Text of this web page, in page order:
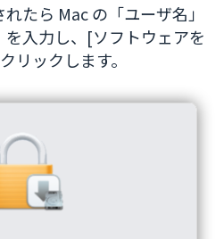
たら Mac の「ユーザ名」
を入力し、[ソフトウェアを
リックします。